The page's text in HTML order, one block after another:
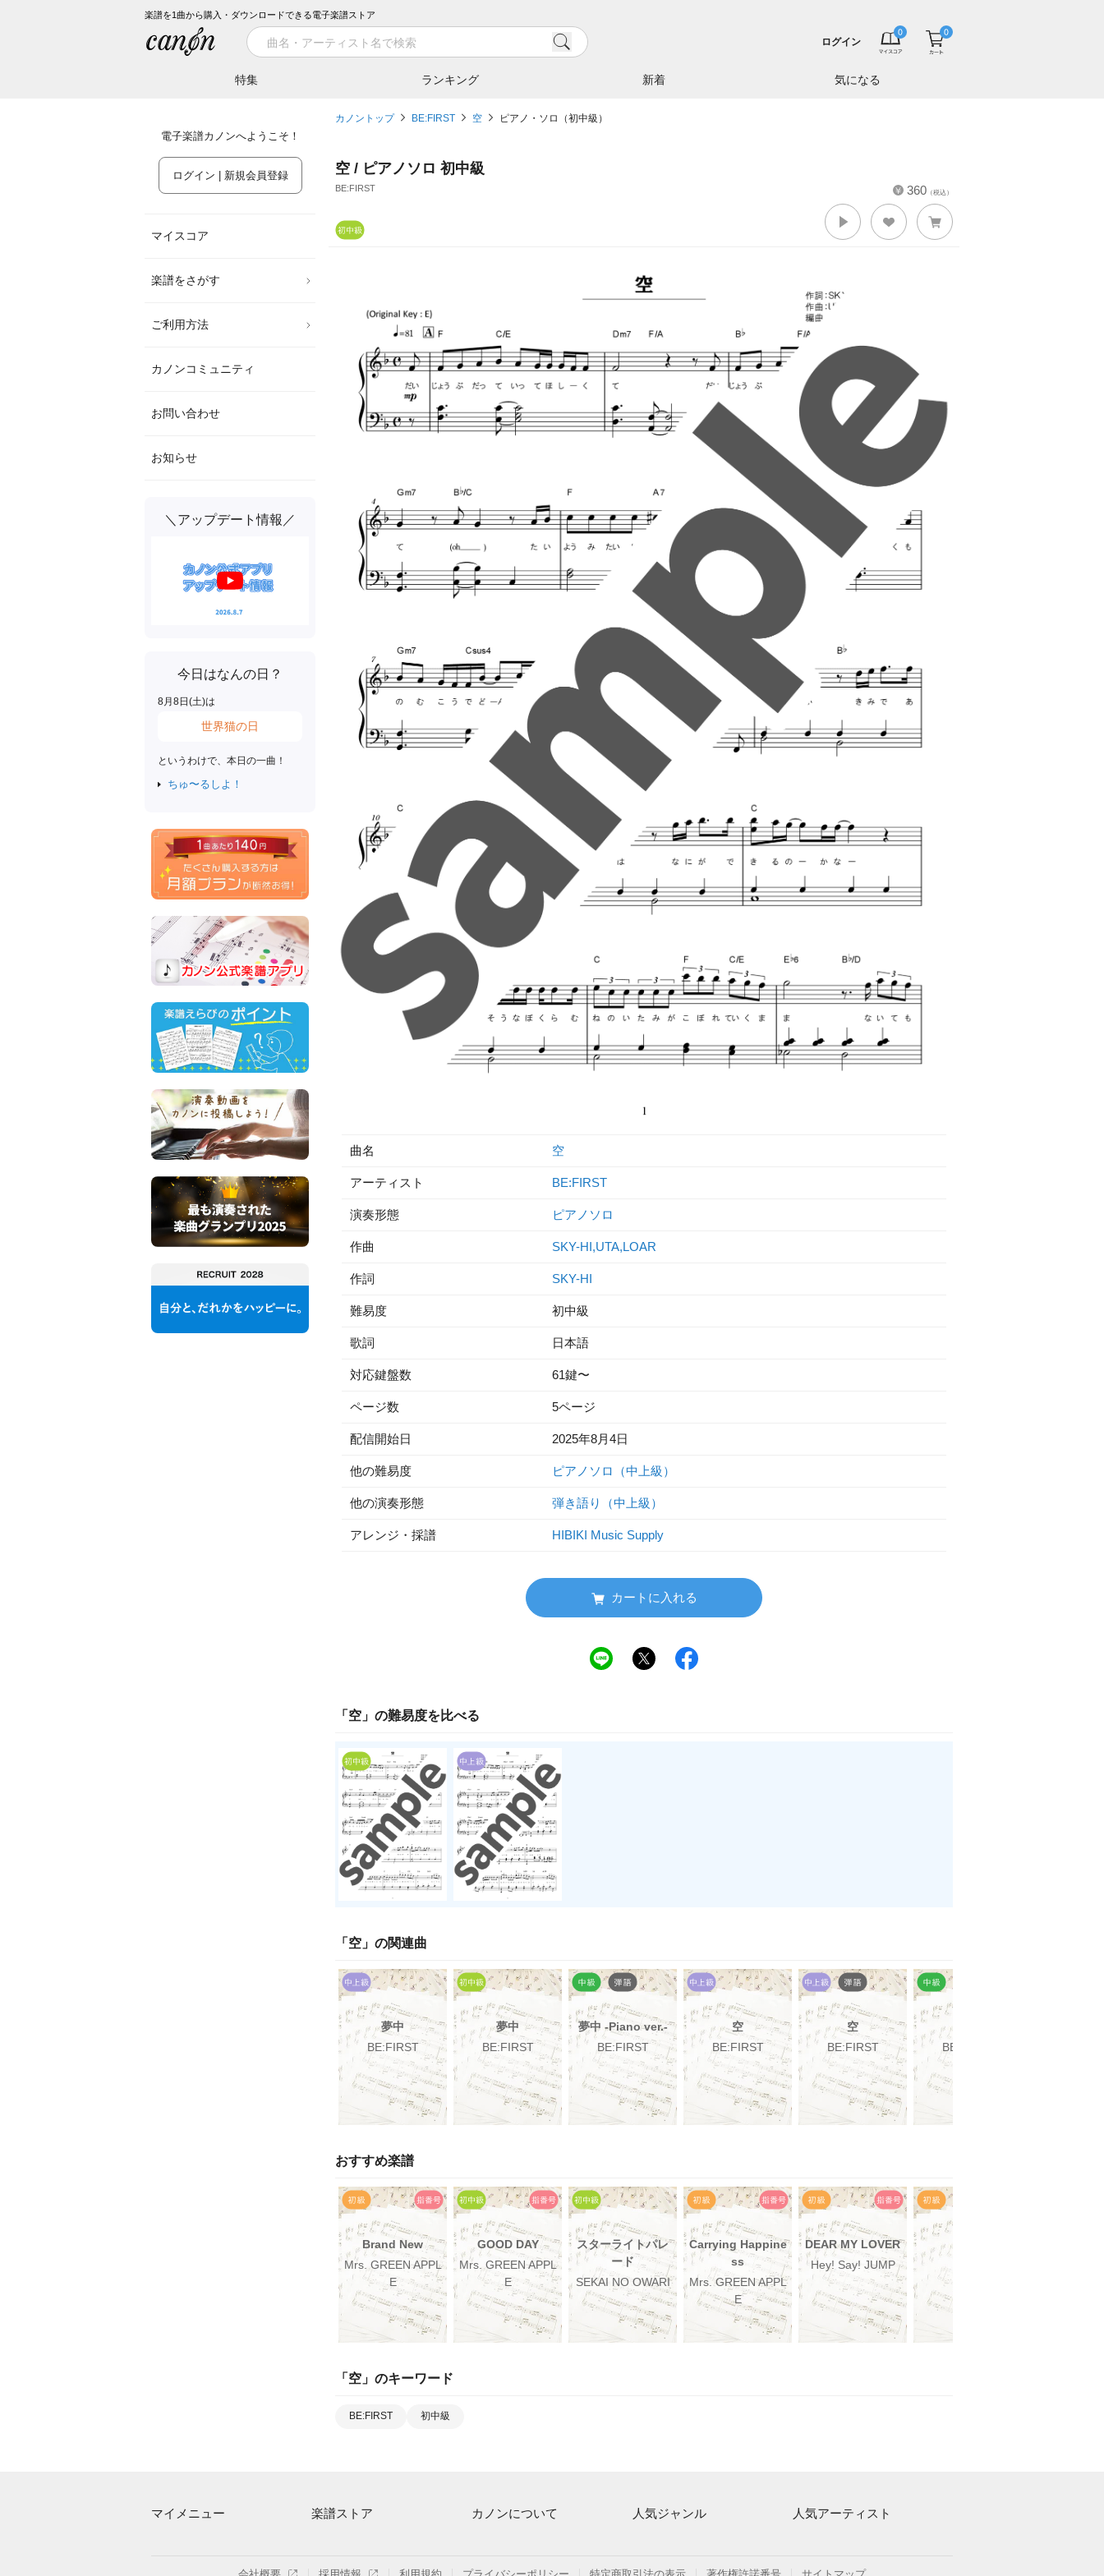
楽譜を1曲から購入・ダウンロードできる電子楽譜ストア
特集 ランキング 新着 気になる
ログイン
電子楽譜カノンへようこそ！
ログイン | 新規会員登録
マイスコア
楽譜をさがす
ご利用方法
カノンコミュニティ
お問い合わせ
お知らせ
＼アップデート情報／
今日はなんの日？
8月 8日(土)は
世界猫の日
というわけで、本日の一曲！
ちゅ〜るしよ！
カノントップ BE:FIRST 空 ピアノ・ソロ（初中級）
空 / ピアノソロ 初中級
BE:FIRST 360 （税込）
曲名 空
アーティスト BE:FIRST
演奏形態 ピアノソロ
作曲 SKY-HI,UTA,LOAR
作詞 SKY-HI
難易度 初中級
歌詞 日本語
対応鍵盤数 61鍵〜
ページ数 5ページ
配信開始日 2025年8月4日
他の難易度 ピアノソロ（中上級）
他の演奏形態 弾き語り（中上級）
アレンジ・採譜 HIBIKI Music Supply
カートに入れる
「 空 」の難易度を比べる
「 空 」の関連曲
夢中
BE:FIRST
夢中
BE:FIRST
夢中 -Piano ver.-
BE:FIRST
空
BE:FIRST
空
BE:FIRST
BE:FIRST
おすすめ楽譜
Brand New
Mrs. GREEN APPL
E
GOOD DAY
Mrs. GREEN APPL
E
スターライトパレ
ード
SEKAI NO OWARI
Carrying Happine
ss
Mrs. GREEN APPL
E
DEAR MY LOVER
Hey! Say! JUMP
「 空 」のキーワード
BE:FIRST 初中級
マイメニュー
ログイン / 会員登録（無料）
楽譜ストア
楽曲一覧
カノンについて
月額プラン
人気ジャンル
クラシック
人気アーティスト
ヨルシカ